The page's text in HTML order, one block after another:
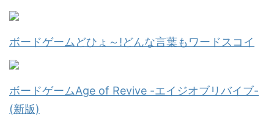
ボードゲームどひょ～!どんな言葉もワードスコイ
ボードゲームAge of Revive -エイジオブリバイブ-
(新版)